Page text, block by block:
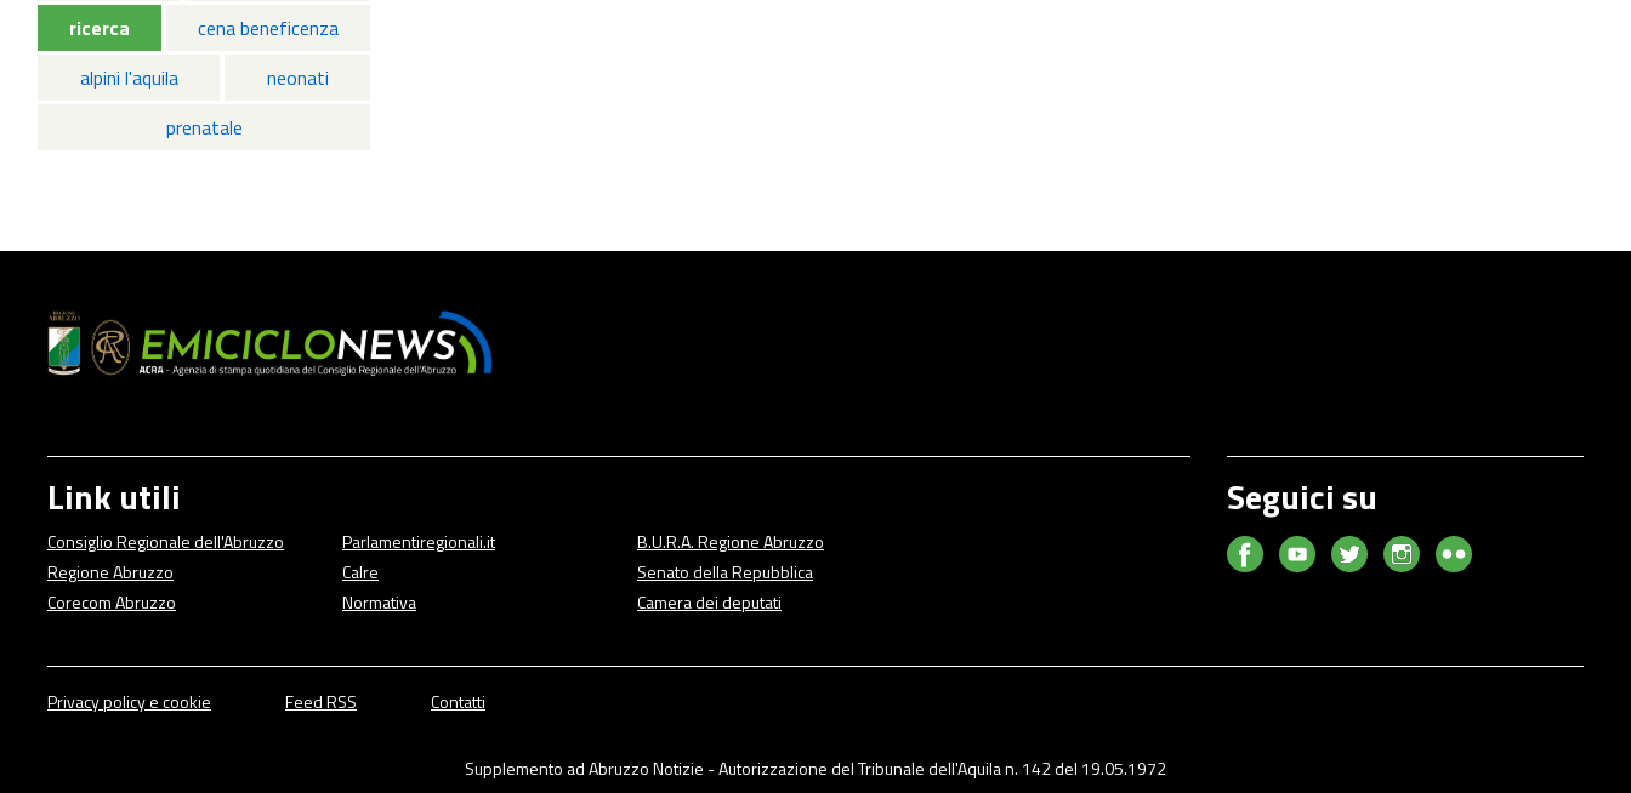
ricerca
cena beneficenza
alpini l'aquila
neonati
prenatale
Link utili
Consiglio Regionale dell'Abruzzo
Regione Abruzzo
Corecom Abruzzo
Parlamentiregionali.it
Calre
Normativa
B.U.R.A. Regione Abruzzo
Senato della Repubblica
Camera dei deputati
Seguici su
Privacy policy e cookie Feed RSS Contatti
Supplemento ad Abruzzo Notizie - Autorizzazione del Tribunale dell'Aquila n. 142 del 19.05.1972